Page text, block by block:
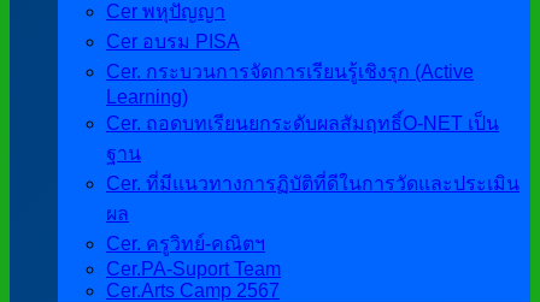
Cer พหุปัญญา
Cer อบรม PISA
Cer. กระบวนการจัดการเรียนรู้เชิงรุก (Active
Learning)
Cer. ถอดบทเรียนยกระดับผลสัมฤทธิ์O-NET เป็น
ฐาน
Cer. ที่มีแนวทางการฏิบัติที่ดีในการวัดและประเมิน
ผล
Cer. ครูวิทย์-คณิตฯ
Cer.PA-Suport Team
Cer.Arts Camp 2567